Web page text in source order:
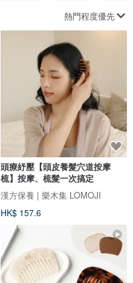
熱門程度優先
頭療紓壓【頭皮養髮穴道按摩
梳】按摩、梳髮一次搞定
漢方保養 | 樂木集 LOMOJI
HK$ 157.6